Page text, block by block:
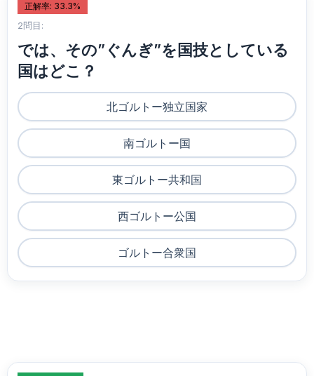
正解率: 33.3%
2問目:
では、その”ぐんぎ”を国技としている
国はどこ？
北ゴルトー独立国家
南ゴルトー国
東ゴルトー共和国
西ゴルトー公国
ゴルトー合衆国